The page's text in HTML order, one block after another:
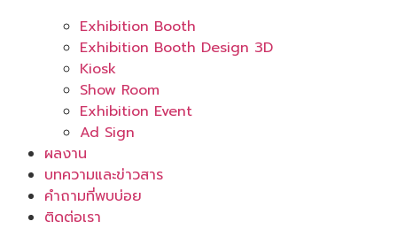
Exhibition Booth
Exhibition Booth Design 3D
Kiosk
Show Room
Exhibition Event
Ad Sign
ผลงาน
บทความและข่าวสาร
คำถามที่พบบ่อย
ติดต่อเรา